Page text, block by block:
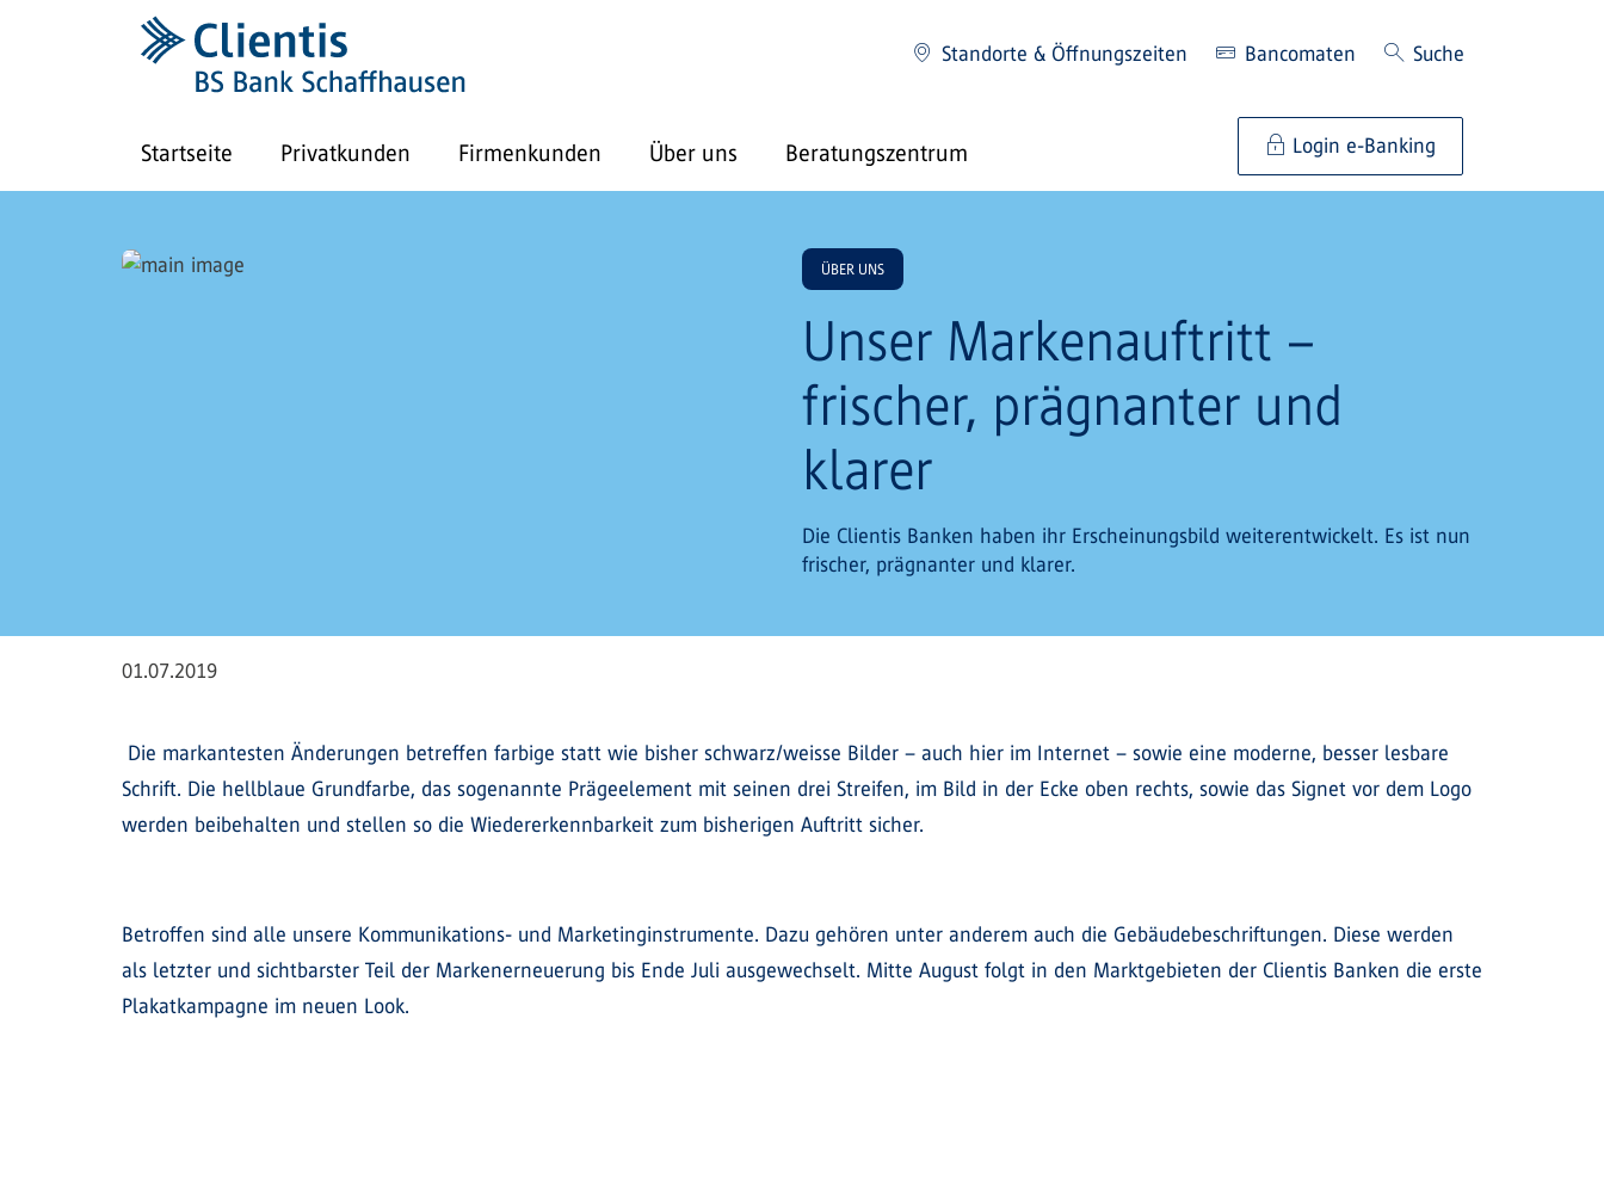
Standorte & Öffnungszeiten Bancomaten Suche
Startseite Privatkunden Firmenkunden Über uns Beratungszentrum Login e-Banking
ÜBER UNS
Unser Markenauftritt –
frischer, prägnanter und
klarer
Die Clientis Banken haben ihr Erscheinungsbild weiterentwickelt. Es ist nun
frischer, prägnanter und klarer.
01.07.2019
Die markantesten Änderungen betreffen farbige statt wie bisher schwarz/weisse Bilder – auch hier im Internet – sowie eine moderne, besser lesbare
Schrift. Die hellblaue Grundfarbe, das sogenannte Prägeelement mit seinen drei Streifen, im Bild in der Ecke oben rechts, sowie das Signet vor dem Logo
werden beibehalten und stellen so die Wiedererkennbarkeit zum bisherigen Auftritt sicher.
Betroffen sind alle unsere Kommunikations- und Marketinginstrumente. Dazu gehören unter anderem auch die Gebäudebeschriftungen. Diese werden
als letzter und sichtbarster Teil der Markenerneuerung bis Ende Juli ausgewechselt. Mitte August folgt in den Marktgebieten der Clientis Banken die erste
Plakatkampagne im neuen Look.